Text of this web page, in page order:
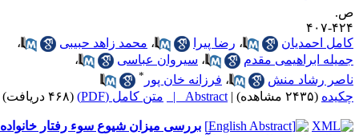
۴۰۷
احمدیان
،رضا پیرا ،محمد زاهد حبیبی
،
ابراهیمی مقدم
،سیروان عباسی
،
رشاد منش
،فرزانه خان پور
(۲۴۳۵ مشاهده) |
Abstract | متن کامل (PDF) (۴۶۸ دریافت)
بررسی میزان شیوع سوء رفتار خانواده